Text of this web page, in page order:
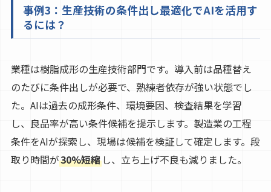
事例3：生産技術の条件出し最適化でAIを活用す
るには？
業種は樹脂成形の生産技術部門です。導入前は品種替え
のたびに条件出しが必要で、熟練者依存が強い状態でし
た。AIは過去の成形条件、環境要因、検査結果を学習
し、良品率が高い条件候補を提示します。製造業の工程
条件をAIが探索し、現場は候補を検証して確定します。段
取り時間が30%短縮し、立ち上げ不良も減りました。